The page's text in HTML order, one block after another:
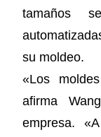
tamaños
su moldeo.
«Los
afirma
empresa.